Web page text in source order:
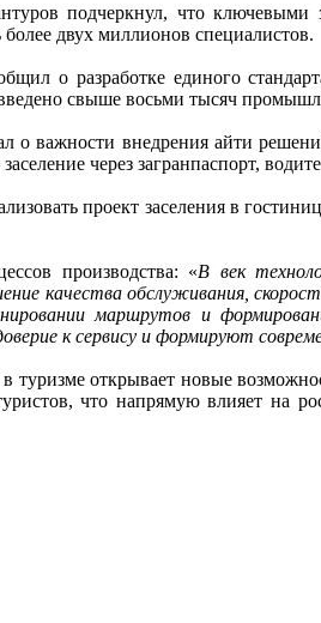
подчеркнул, что ключевыми
двух миллионов специалистов.
о разработке единого
свыше восьми тысяч
о важности внедрения айти
через загранпаспорт,
проект заселения в
производства: «В век
качества обслуживания,
маршрутов и
к сервису и формируют
туризме открывает новые
что напрямую влияет на